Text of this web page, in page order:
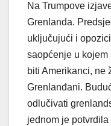
Na Trumpove
Grenlanda.
uključujući i
saopćenje u kojem
biti Amerikanci, ne
Grenlanđani.
odlučivati
jednom je